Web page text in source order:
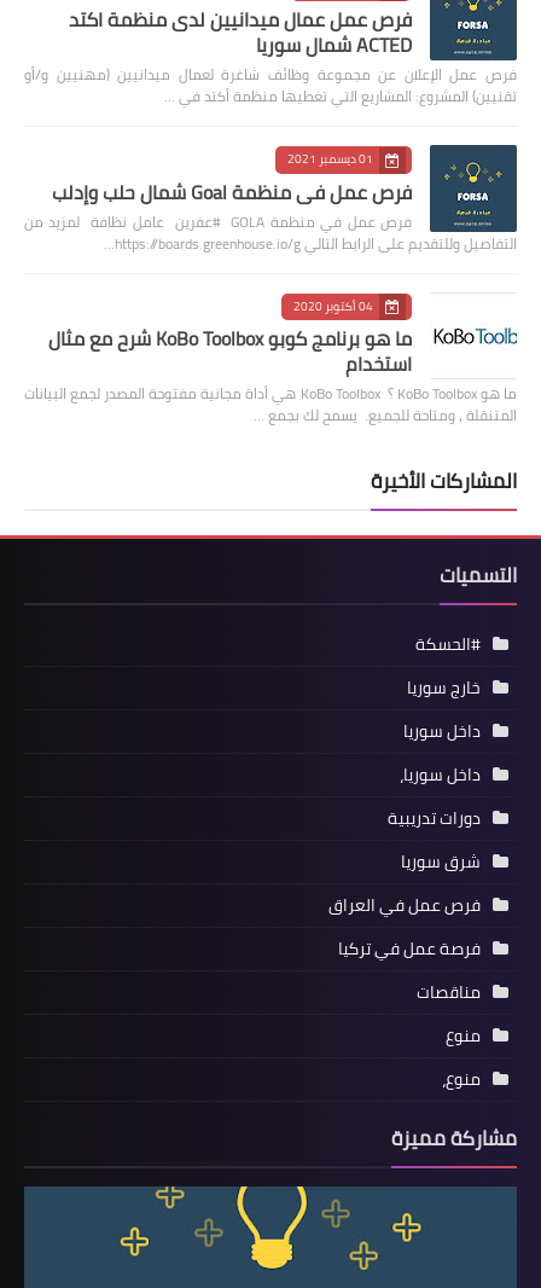
فرص عمل عمال ميدانيين لدى منظمة اكتد
ACTED شمال سوريا
فرص عمل الإعلان عن مجموعة وظائف شاغرة لعمال ميدانيين (مهنيين و/أو
تقنيين) المشروع: المشاريع التي تغطيها منظمة أكتد في …
01 ديسمبر 2021
فرص عمل في منظمة Goal شمال حلب وإدلب
فرص عمل في منظمة GOLA #عفرين عامل نظافة لمزيد من
التفاصيل وللتقديم على الرابط التالي https://boards.greenhouse.io/g…
04 أكتوبر 2020
ما هو برنامج كوبو KoBo Toolbox شرح مع مثال
استخدام
ما هو KoBo Toolbox ؟ KoBo Toolbox هي أداة مجانية مفتوحة المصدر لجمع البيانات
المتنقلة ، ومتاحة للجميع. يسمح لك بجمع …
المشاركات الأخيرة
التسميات
#الحسكة
خارج سوريا
داخل سوريا
داخل سوريا،
دورات تدريبية
شرق سوريا
فرص عمل في العراق
فرصة عمل في تركيا
مناقصات
منوع
منوع،
مشاركة مميزة